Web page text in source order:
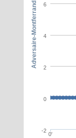
0'
-2
0
2
4
6
Adversaire-Montferrand